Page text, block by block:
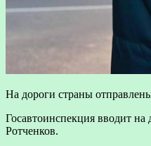
На дороги страны
Госавтоинспекция вводит
Ротченков.